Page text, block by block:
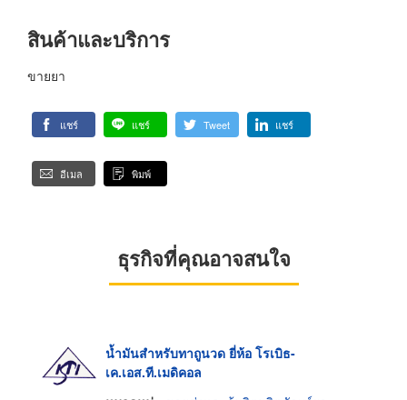
สินค้าและบริการ
ขายยา
แชร์ แชร์ Tweet แชร์
อีเมล พิมพ์
ธุรกิจที่คุณอาจสนใจ
น้ำมันสำหรับทาถูนวด ยี่ห้อ โรเบิธ-
เค.เอส.ที.เมดิคอล